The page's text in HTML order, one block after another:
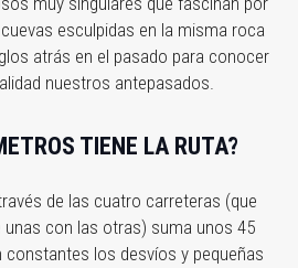
esculpidas en la misma roca
atrás en el pasado para conocer
nuestros antepasados.
TIENE LA RUTA?
de las cuatro carreteras (que
unas con las otras) suma unos 45
constantes los desvíos y pequeñas